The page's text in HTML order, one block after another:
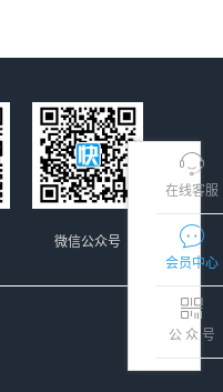
在线客服
会员中心
公 众 号
微信公众号